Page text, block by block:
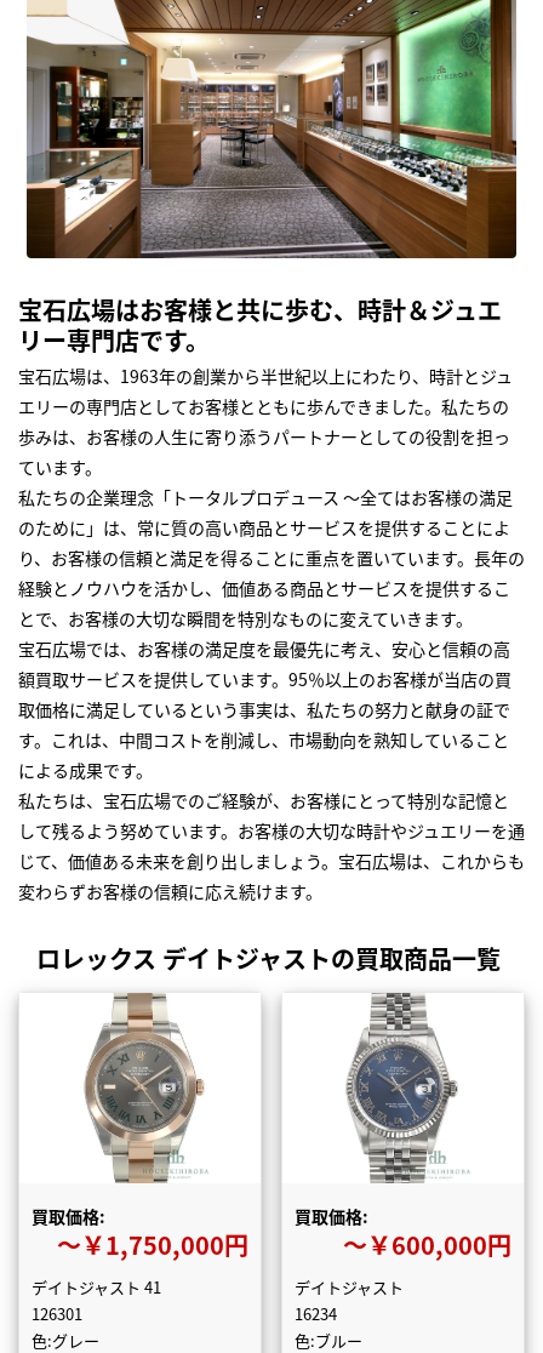
宝石広場はお客様と共に歩む、時計＆ジュエ
リー専門店です。
宝石広場は、1963年の創業から半世紀以上にわたり、時計とジュ
エリーの専門店としてお客様とともに歩んできました。私たちの
歩みは、お客様の人生に寄り添うパートナーとしての役割を担っ
ています。
私たちの企業理念「トータルプロデュース ～全てはお客様の満足
のために」は、常に質の高い商品とサービスを提供することによ
り、お客様の信頼と満足を得ることに重点を置いています。長年の
経験とノウハウを活かし、価値ある商品とサービスを提供するこ
とで、お客様の大切な瞬間を特別なものに変えていきます。
宝石広場では、お客様の満足度を最優先に考え、安心と信頼の高
額買取サービスを提供しています。95％以上のお客様が当店の買
取価格に満足しているという事実は、私たちの努力と献身の証で
す。これは、中間コストを削減し、市場動向を熟知していること
による成果です。
私たちは、宝石広場でのご経験が、お客様にとって特別な記憶と
して残るよう努めています。お客様の大切な時計やジュエリーを通
じて、価値ある未来を創り出しましょう。宝石広場は、これからも
変わらずお客様の信頼に応え続けます。
ロレックス デイトジャストの買取商品一覧
買取価格:
〜￥1,750,000円
デイトジャスト 41
126301
色:グレー
買取価格:
〜￥600,000円
デイトジャスト
16234
色:ブルー